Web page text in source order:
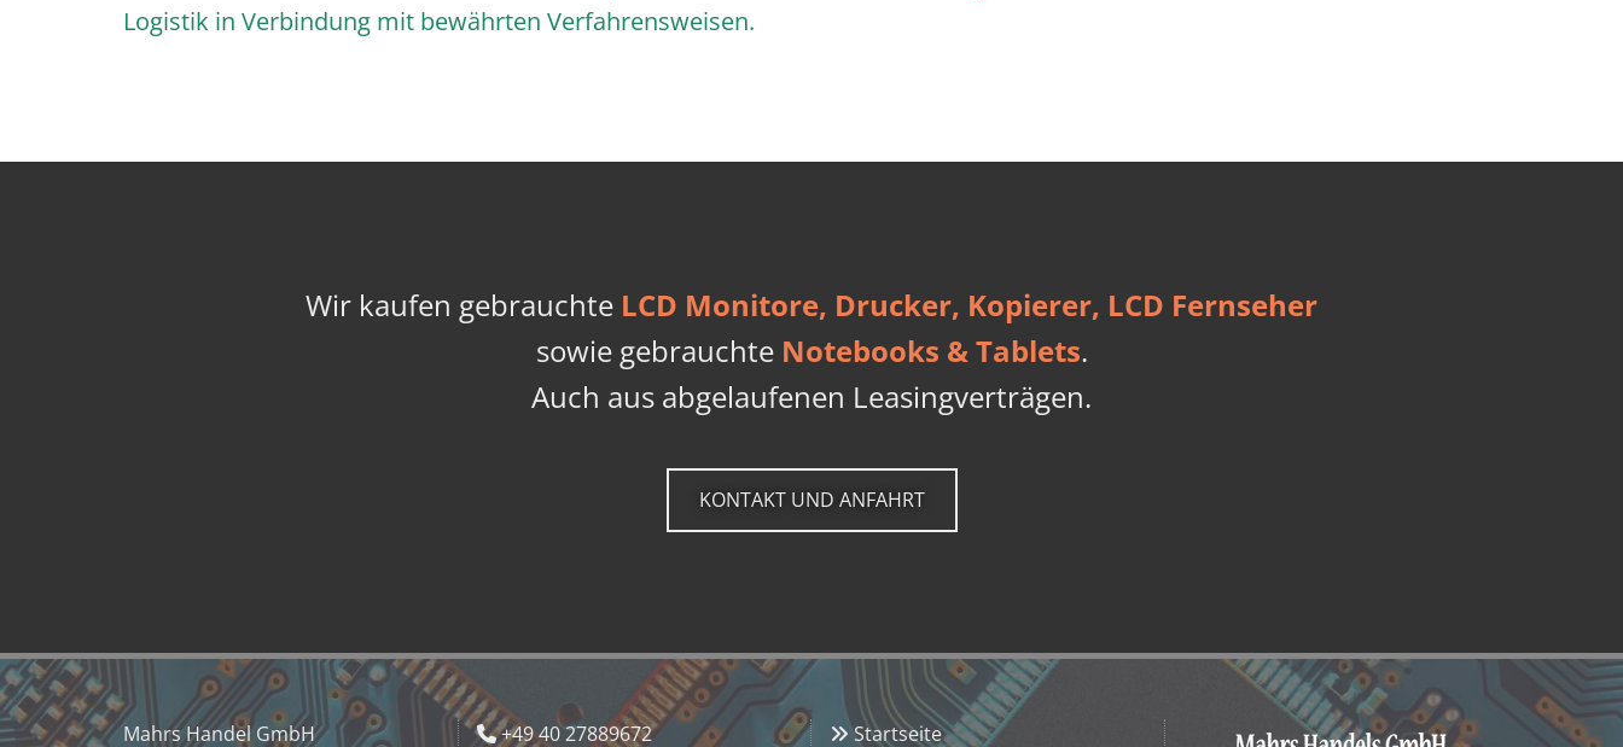
Logistik in Verbindung mit bewährten Verfahrensweisen.
Wir kaufen gebrauchte LCD Monitore, Drucker, Kopierer, LCD Fernseher
sowie gebrauchte Notebooks & Tablets.
Auch aus abgelaufenen Leasingverträgen.
KONTAKT UND ANFAHRT
Mahrs Handel GmbH  +49 40 27889672  Startseite